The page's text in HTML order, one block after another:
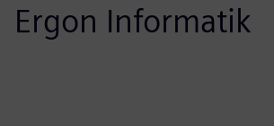
Ergon Informatik